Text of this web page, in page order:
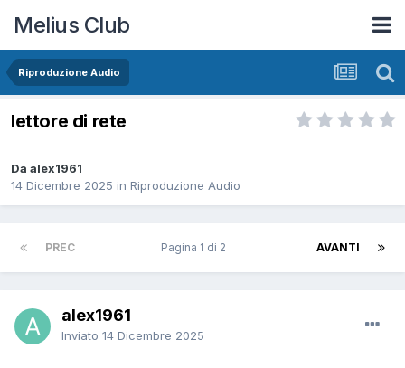
Melius Club
Riproduzione Audio
lettore di rete
Da alex1961
14 Dicembre 2025 in Riproduzione Audio
PREC AVANTI
Pagina 1 di 2
alex1961
Inviato 14 Dicembre 2025